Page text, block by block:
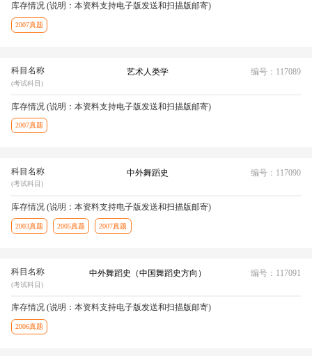
库存情况 (说明：本资料支持电子版发送和扫描版邮寄)
2007真题
科目名称
(考试科目)
艺术人类学 编号：117089
库存情况 (说明：本资料支持电子版发送和扫描版邮寄)
2007真题
科目名称
(考试科目)
中外舞蹈史 编号：117090
库存情况 (说明：本资料支持电子版发送和扫描版邮寄)
2003真题 2005真题 2007真题
科目名称
(考试科目)
中外舞蹈史（中国舞蹈史方向） 编号：117091
库存情况 (说明：本资料支持电子版发送和扫描版邮寄)
2006真题